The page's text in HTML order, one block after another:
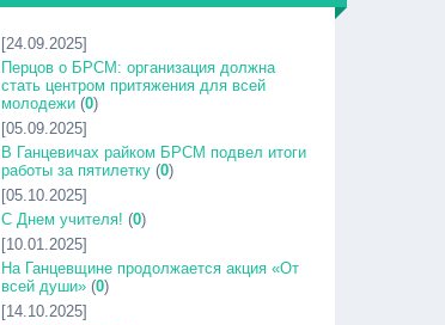
[24.09.2025]
Перцов о БРСМ: организация должна
стать центром притяжения для всей
молодежи (0)
[05.09.2025]
В Ганцевичах райком БРСМ подвел итоги
работы за пятилетку (0)
[05.10.2025]
С Днем учителя! (0)
[10.01.2025]
На Ганцевщине продолжается акция «От
всей души» (0)
[14.10.2025]